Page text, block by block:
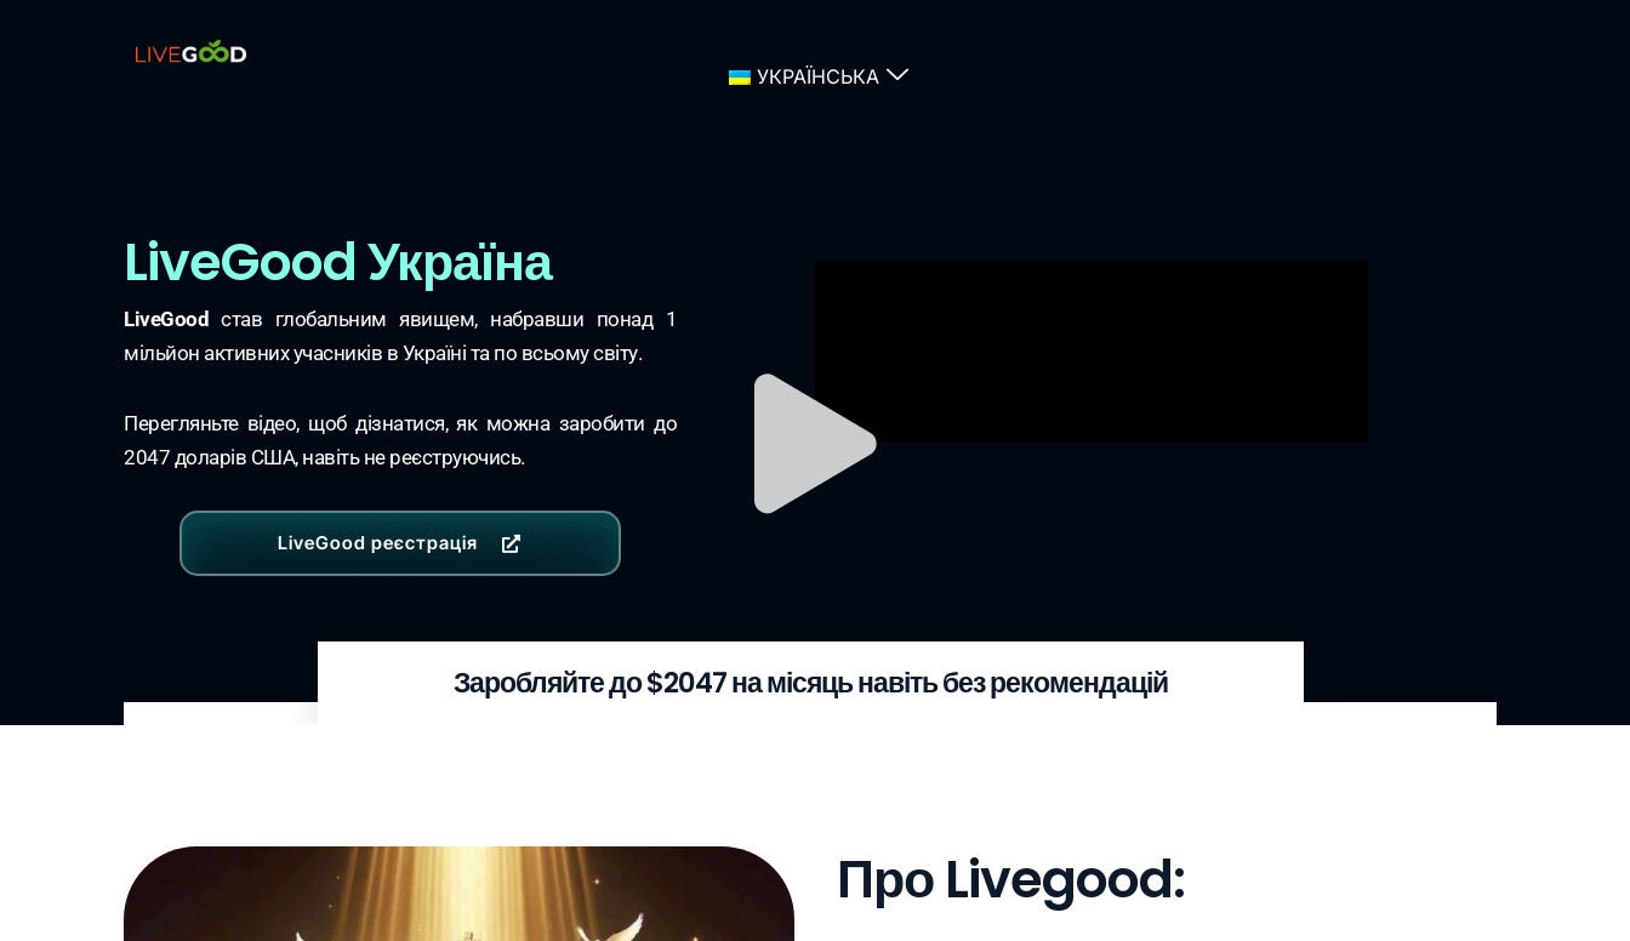
УКРАЇНСЬКА
LiveGood Україна
LiveGood став глобальним явищем, набравши понад 1
мільйон активних учасників в Україні та по всьому світу.
Перегляньте відео, щоб дізнатися, як можна заробити до
2047 доларів США, навіть не реєструючись.
LiveGood реєстрація
Заробляйте до $2047 на місяць навіть без рекомендацій
Про Livegood: